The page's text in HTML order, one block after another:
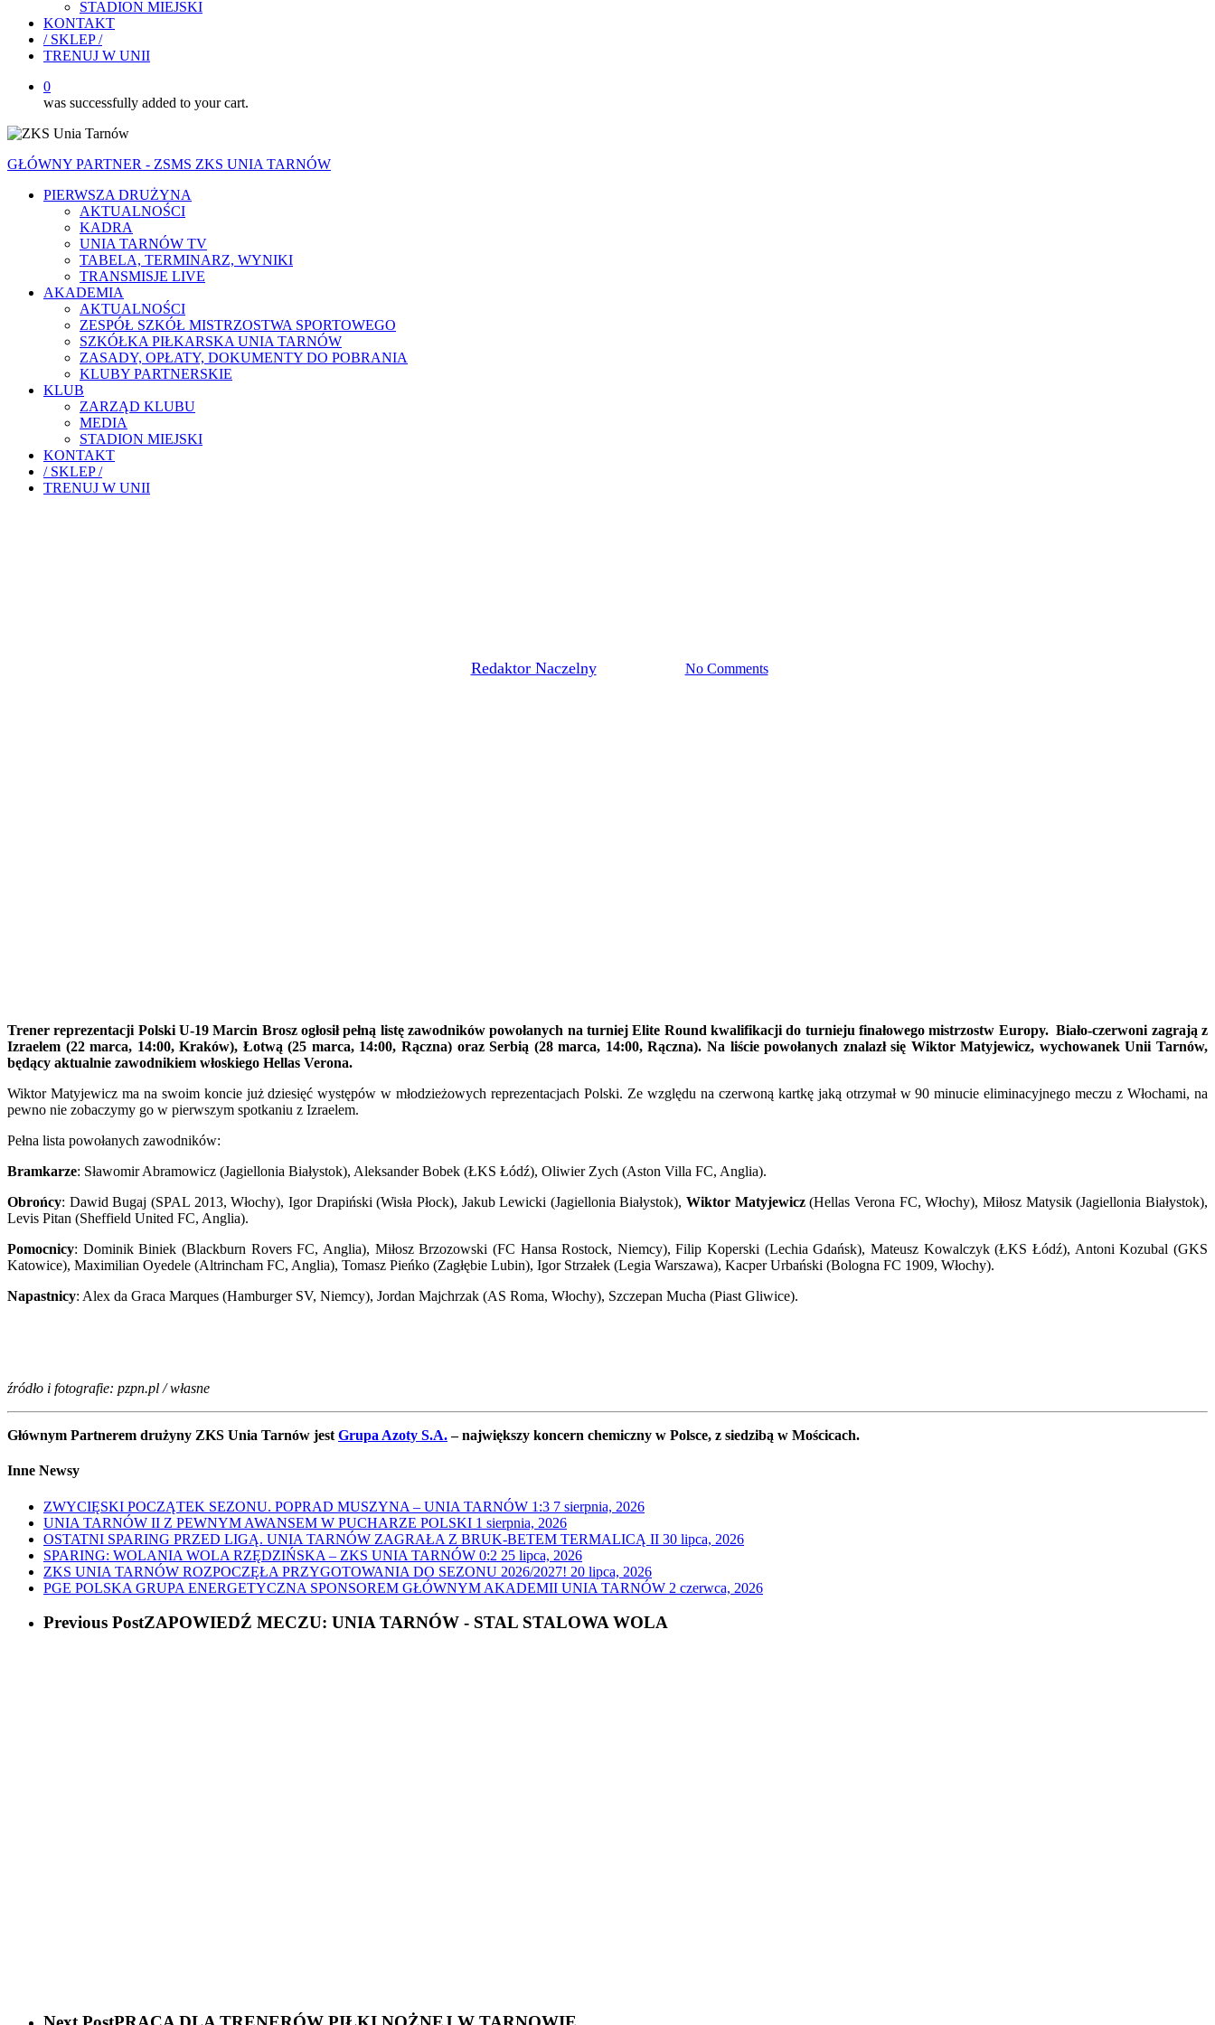
STADION MIEJSKI
KONTAKT
/ SKLEP /
TRENUJ W UNII
0
was successfully added to your cart.
GŁÓWNY PARTNER - ZSMS ZKS UNIA TARNÓW
PIERWSZA DRUŻYNA
AKTUALNOŚCI
KADRA
UNIA TARNÓW TV
TABELA, TERMINARZ, WYNIKI
TRANSMISJE LIVE
AKADEMIA
AKTUALNOŚCI
ZESPÓŁ SZKÓŁ MISTRZOSTWA SPORTOWEGO
SZKÓŁKA PIŁKARSKA UNIA TARNÓW
ZASADY, OPŁATY, DOKUMENTY DO POBRANIA
KLUBY PARTNERSKIE
KLUB
ZARZĄD KLUBU
MEDIA
STADION MIEJSKI
KONTAKT
/ SKLEP /
TRENUJ W UNII
Redaktor Naczelny15 marca, 2023 No Comments
Trener reprezentacji Polski U-19 Marcin Brosz ogłosił pełną listę zawodników powołanych na turniej Elite Round kwalifikacji do turnieju finałowego mistrzostw Europy. Biało-czerwoni zagrają z
Izraelem (22 marca, 14:00, Kraków), Łotwą (25 marca, 14:00, Rączna) oraz Serbią (28 marca, 14:00, Rączna). Na liście powołanych znalazł się Wiktor Matyjewicz, wychowanek Unii Tarnów,
będący aktualnie zawodnikiem włoskiego Hellas Verona.
Wiktor Matyjewicz ma na swoim koncie już dziesięć występów w młodzieżowych reprezentacjach Polski. Ze względu na czerwoną kartkę jaką otrzymał w 90 minucie eliminacyjnego meczu z Włochami, na
pewno nie zobaczymy go w pierwszym spotkaniu z Izraelem.
Pełna lista powołanych zawodników:
Bramkarze: Sławomir Abramowicz (Jagiellonia Białystok), Aleksander Bobek (ŁKS Łódź), Oliwier Zych (Aston Villa FC, Anglia).
Obrońcy: Dawid Bugaj (SPAL 2013, Włochy), Igor Drapiński (Wisła Płock), Jakub Lewicki (Jagiellonia Białystok),Wiktor Matyjewicz(Hellas Verona FC, Włochy), Miłosz Matysik (Jagiellonia Białystok),
Levis Pitan (Sheffield United FC, Anglia).
Pomocnicy: Dominik Biniek (Blackburn Rovers FC, Anglia), Miłosz Brzozowski (FC Hansa Rostock, Niemcy), Filip Koperski (Lechia Gdańsk), Mateusz Kowalczyk (ŁKS Łódź), Antoni Kozubal (GKS
Katowice), Maximilian Oyedele (Altrincham FC, Anglia), Tomasz Pieńko (Zagłębie Lubin), Igor Strzałek (Legia Warszawa), Kacper Urbański (Bologna FC 1909, Włochy).
Napastnicy: Alex da Graca Marques (Hamburger SV, Niemcy), Jordan Majchrzak (AS Roma, Włochy), Szczepan Mucha (Piast Gliwice).
źródło i fotografie: pzpn.pl / własne
Głównym Partnerem drużyny ZKS Unia Tarnów jest Grupa Azoty S.A.– największy koncern chemiczny w Polsce, z siedzibą w Mościcach.
Inne Newsy
ZWYCIĘSKI POCZĄTEK SEZONU. POPRAD MUSZYNA – UNIA TARNÓW 1:3 7 sierpnia, 2026
UNIA TARNÓW II Z PEWNYM AWANSEM W PUCHARZE POLSKI 1 sierpnia, 2026
OSTATNI SPARING PRZED LIGĄ. UNIA TARNÓW ZAGRAŁA Z BRUK-BETEM TERMALICĄ II 30 lipca, 2026
SPARING: WOLANIA WOLA RZĘDZIŃSKA – ZKS UNIA TARNÓW 0:2 25 lipca, 2026
ZKS UNIA TARNÓW ROZPOCZĘŁA PRZYGOTOWANIA DO SEZONU 2026/2027! 20 lipca, 2026
PGE POLSKA GRUPA ENERGETYCZNA SPONSOREM GŁÓWNYM AKADEMII UNIA TARNÓW 2 czerwca, 2026
Previous PostZAPOWIEDŹ MECZU: UNIA TARNÓW - STAL STALOWA WOLA